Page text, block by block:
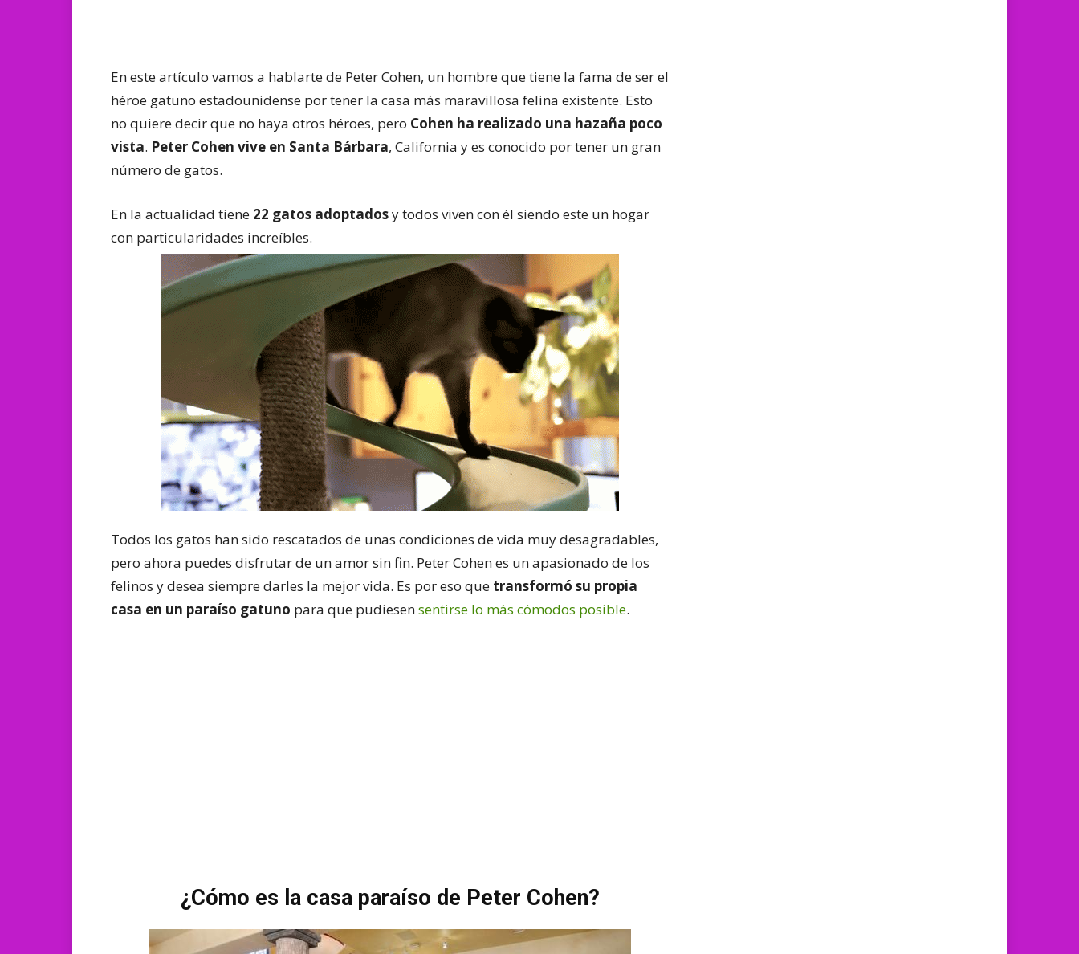
En este artículo vamos a hablarte de Peter Cohen, un hombre que tiene la fama de ser el
héroe gatuno estadounidense por tener la casa más maravillosa felina existente. Esto
no quiere decir que no haya otros héroes, pero Cohen ha realizado una hazaña poco
vista. Peter Cohen vive en Santa Bárbara, California y es conocido por tener un gran
número de gatos.
En la actualidad tiene 22 gatos adoptadosy todos viven con él siendo este un hogar
con particularidades increíbles.
Todos los gatos han sido rescatados de unas condiciones de vida muy desagradables,
pero ahora puedes disfrutar de un amor sin fin. Peter Cohen es un apasionado de los
felinos y desea siempre darles la mejor vida. Es por eso que transformó su propia
casa en un paraíso gatuno para que pudiesensentirse lo más cómodos posible.
¿Cómo es la casa paraíso de Peter Cohen?